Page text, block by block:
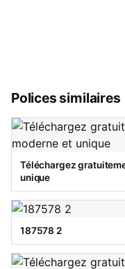
Polices similaires
Téléchargez
unique
187578 2